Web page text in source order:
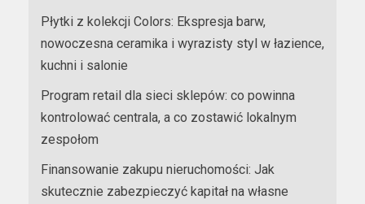
Płytki z kolekcji Colors: Ekspresja barw,
nowoczesna ceramika i wyrazisty styl w łazience,
kuchni i salonie
Program retail dla sieci sklepów: co powinna
kontrolować centrala, a co zostawić lokalnym
zespołom
Finansowanie zakupu nieruchomości: Jak
skutecznie zabezpieczyć kapitał na własne